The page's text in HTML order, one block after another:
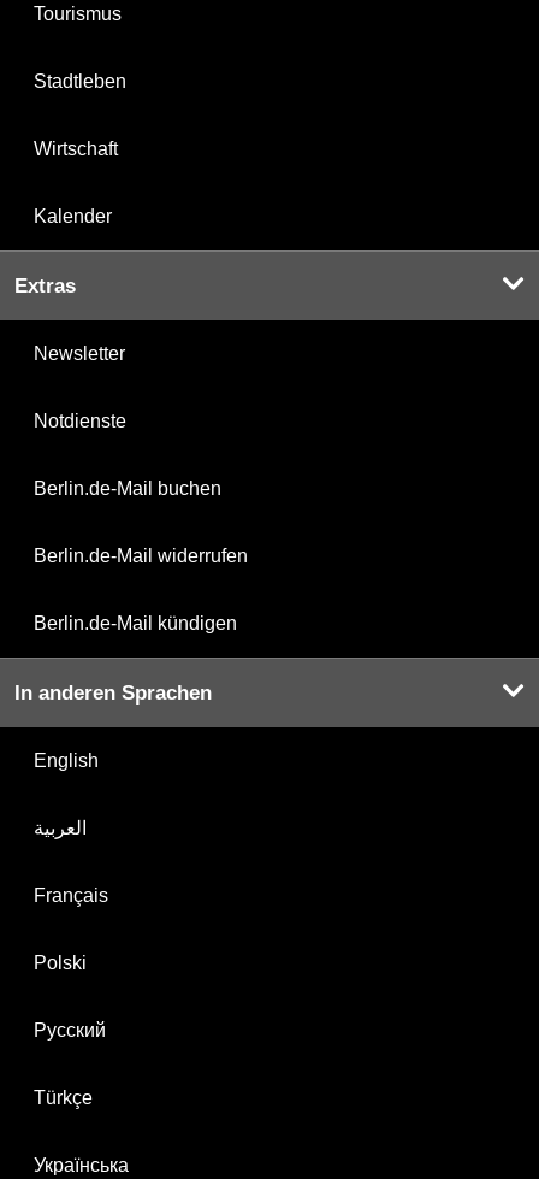
Tourismus
Stadtleben
Wirtschaft
Kalender
Extras
Newsletter
Notdienste
Berlin.de-Mail buchen
Berlin.de-Mail widerrufen
Berlin.de-Mail kündigen
In anderen Sprachen
English
العربية
Français
Polski
Русский
Türkçe
Українська